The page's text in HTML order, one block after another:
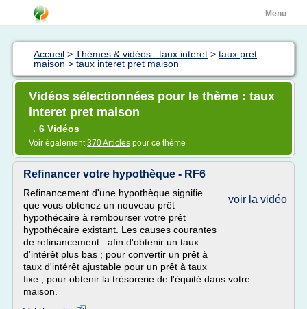
Menu
Accueil > Thèmes & vidéos : taux interet > taux pret
maison > taux interet pret maison
Vidéos sélectionnées pour le thème : taux
interet pret maison
→ 6 Vidéos
Voir également370 Articles pour ce thème
Refinancer votre hypothèque - RF6
voir la vidéo
Refinancement d'une hypothèque signifie
que vous obtenez un nouveau prêt
hypothécaire à rembourser votre prêt
hypothécaire existant. Les causes courantes
de refinancement : afin d'obtenir un taux
d'intérêt plus bas ; pour convertir un prêt à
taux d'intérêt ajustable pour un prêt à taux
fixe ; pour obtenir la trésorerie de l'équité dans votre
maison.